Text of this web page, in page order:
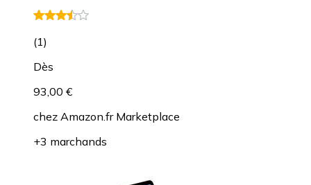
(1)
Dès
93,00 €
chez Amazon.fr Marketplace
+3 marchands